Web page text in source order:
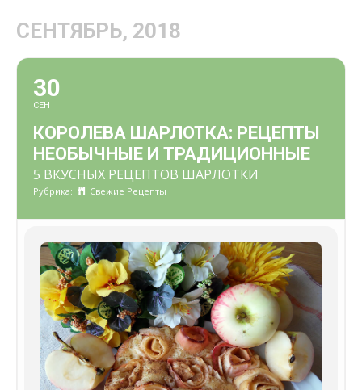
СЕНТЯБРЬ, 2018
30
СЕН
КОРОЛЕВА ШАРЛОТКА: РЕЦЕПТЫ
НЕОБЫЧНЫЕ И ТРАДИЦИОННЫЕ
5 ВКУСНЫХ РЕЦЕПТОВ ШАРЛОТКИ
Рубрика: Свежие Рецепты